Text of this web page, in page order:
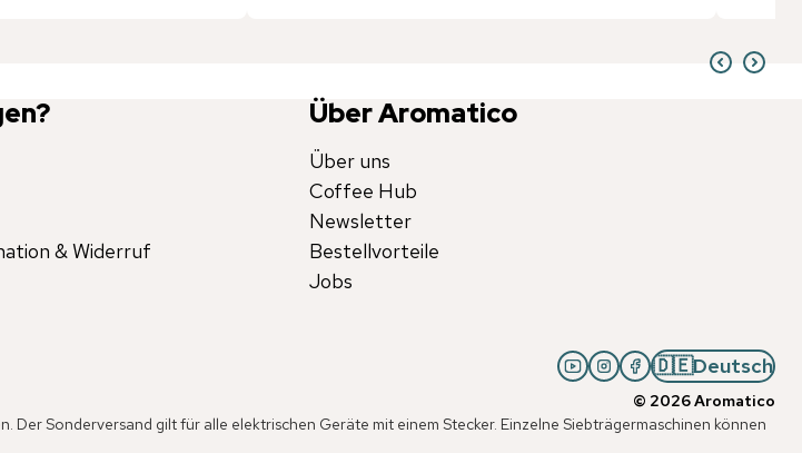
& Widerruf
Über Aromatico
Über uns
Coffee Hub
Newsletter
Bestellvorteile
Jobs
🇩🇪Deutsch
© 2026Aromatico
Sonderversand gilt für alle elektrischen Geräte mit einem Stecker. Einzelne Siebträgermaschinen können